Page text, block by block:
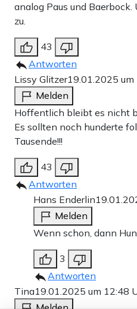
analog Paus und
zu.
43
Antworten
Lissy Glitzer19.01.2025
Melden
Hoffentlich bleibt es nicht
Es sollten noch hunderte
Tausende!!!
43
Antworten
Hans Enderlin
Melden
Wenn schon, dann
3
Antworten
Tina19.01.2025 um 12:48